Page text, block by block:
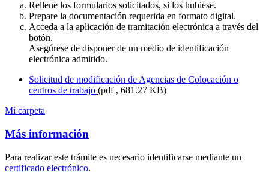
Rellene los formularios solicitados, si los hubiese.
Prepare la documentación requerida en formato digital.
Acceda a la aplicación de tramitación electrónica a través del
botón.
Asegúrese de disponer de un medio de identificación
electrónica admitido.
Solicitud de modificación de Agencias de Colocación o
centros de trabajo (pdf , 681.27 KB)
Mi carpeta
Más información
Para realizar este trámite es necesario identificarse mediante un
certificado electrónico.